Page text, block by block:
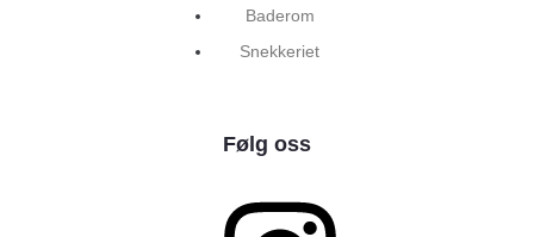
Baderom
Snekkeriet
Følg oss